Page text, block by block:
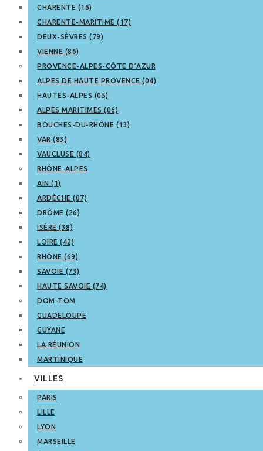
CHARENTE (16)
CHARENTE-MARITIME (17)
DEUX-SÈVRES (79)
VIENNE (86)
PROVENCE-ALPES-CÔTE D’AZUR
ALPES DE HAUTE PROVENCE (04)
HAUTES-ALPES (05)
ALPES MARITIMES (06)
BOUCHES-DU-RHÔNE (13)
VAR (83)
VAUCLUSE (84)
RHÔNE-ALPES
AIN (1)
ARDÈCHE (07)
DRÔME (26)
ISÈRE (38)
LOIRE (42)
RHÔNE (69)
SAVOIE (73)
HAUTE SAVOIE (74)
DOM-TOM
GUADELOUPE
GUYANE
LA RÉUNION
MARTINIQUE
VILLES
PARIS
LILLE
LYON
MARSEILLE